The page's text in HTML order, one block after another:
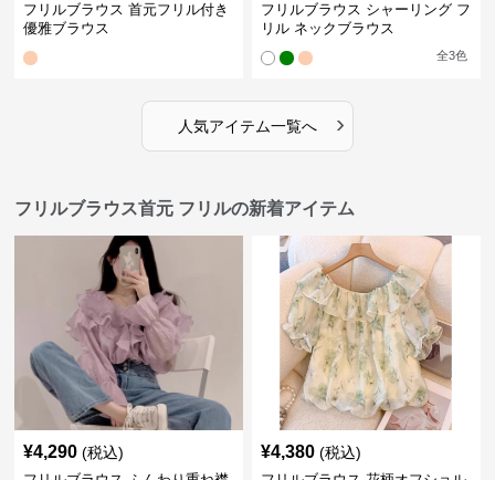
フリルブラウス 首元フリル付き
優雅ブラウス
フリルブラウス シャーリング フ
リル ネックブラウス
全3色
人気アイテム一覧へ ›
フリルブラウス首元 フリルの新着アイテム
¥4,290 (税込) ¥4,380 (税込)